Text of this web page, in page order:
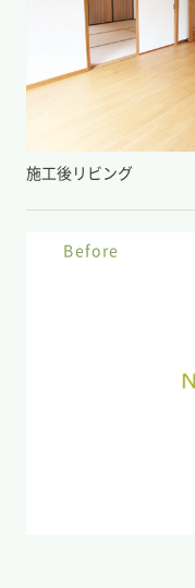
施工後リビング
Before